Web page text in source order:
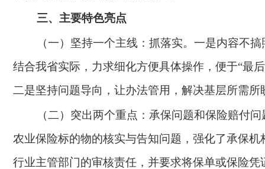
三、主要特色亮点
（一）坚持一个主线：抓落实。一是内容不
结合我省实际，力求细化方便具体操作，便于“最
二是坚持问题导向，让办法管用，解决基层所需所
（二）突出两个重点：承保问题和保险赔付
农业保险标的物的核实与告知问题，强化了承保机
行业主管部门的审核责任，并要求将保单或保险凭